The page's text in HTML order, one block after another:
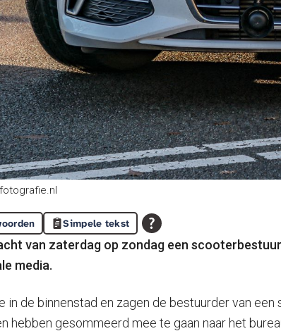
Simpele tekst
van zaterdag op zondag een
media.
in de binnenstad en zagen de bestuurder van
hebben gesommeerd mee te gaan naar het